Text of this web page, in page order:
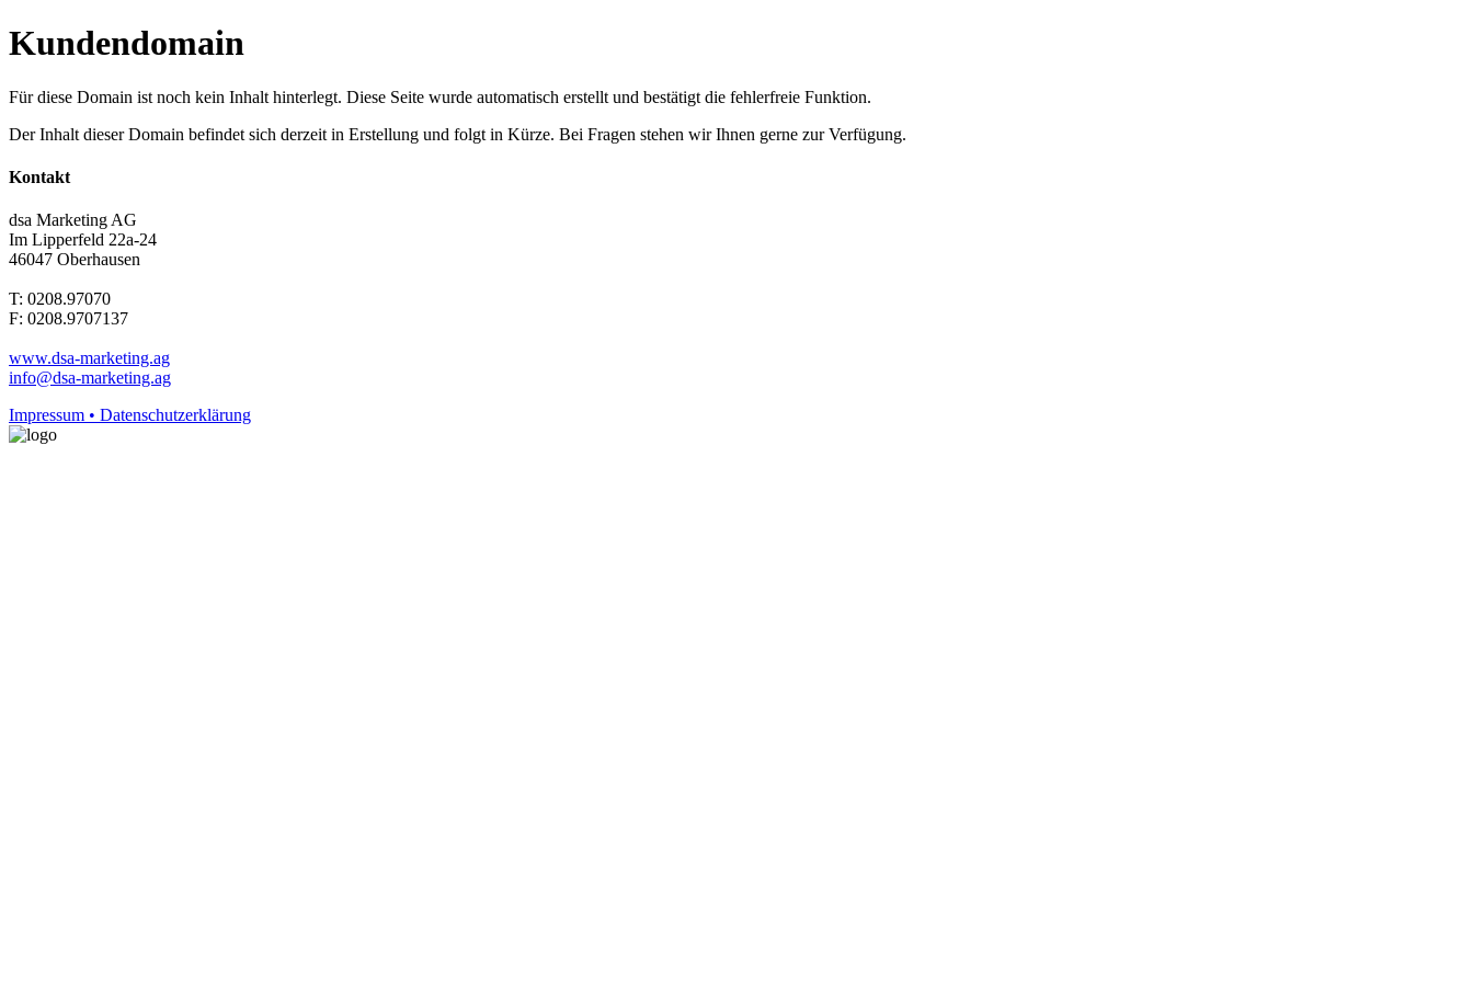
Kundendomain
Für diese Domain ist noch kein Inhalt hinterlegt. Diese Seite wurde automatisch erstellt und bestätigt die fehlerfreie Funktion.
Der Inhalt dieser Domain befindet sich derzeit in Erstellung und folgt in Kürze. Bei Fragen stehen wir Ihnen gerne zur Verfügung.
Kontakt
dsa Marketing AG
Im Lipperfeld 22a-24
46047 Oberhausen
T: 0208.97070
F: 0208.9707137
www.dsa-marketing.ag
info@dsa-marketing.ag
Impressum • Datenschutzerklärung